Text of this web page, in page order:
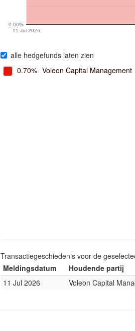
11 Jul 2026
0.00%
alle hedgefunds laten zien
0.70% Voleon Capital Management
Transactiegeschiedenis voor de
Meldingsdatum
Houdende partij
11 Jul 2026
Voleon Capital